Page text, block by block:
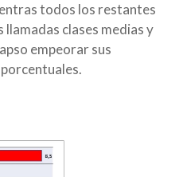
todos los restantes
llamadas clases medias y
empeorar sus